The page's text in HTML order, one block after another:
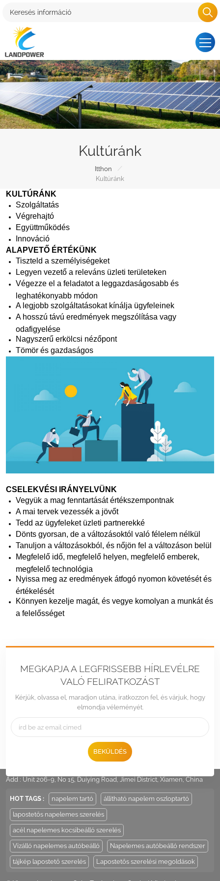
Kultúránk
Itthon
/
Kultúránk
KULTÚRÁNK
Szolgáltatás
Végrehajtó
Együttműködés
Innováció
ALAPVETŐ ÉRTÉKÜNK
Tiszteld a személyiségeket
Legyen vezető a releváns üzleti területeken
Végezze el a feladatot a leggazdaságosabb és
leghatékonyabb módon
A legjobb szolgáltatásokat kínálja ügyfeleinek
A hosszú távú eredmények megszólítása vagy
odafigyelése
Nagyszerű erkölcsi nézőpont
Tömör és gazdaságos
CSELEKVÉSI IRÁNYELVÜNK
Vegyük a mag fenntartását értékszempontnak
A mai tervek vezessék a jövőt
Tedd az ügyfeleket üzleti partnerekké
Dönts gyorsan, de a változásoktól való félelem nélkül
Tanuljon a változásokból, és nőjön fel a változáson belül
Megfelelő idő, megfelelő helyen, megfelelő emberek,
megfelelő technológia
Nyissa meg az eredmények átfogó nyomon követését és
értékelését
Könnyen kezelje magát, és vegye komolyan a munkát és
a felelősséget
MEGKAPJA A LEGFRISSEBB HÍRLEVÉLRE
VALÓ FELIRATKOZÁST
Kérjük, olvassa el, maradjon utána, iratkozzon fel, és várjuk, hogy
elmondja véleményét.
BEKÜLDÉS
Add : Unit 206-9, No 15, Duiying Road, Jimei District, Xiamen, China
HOT TAGS : napelem tartó állítható napelem oszloptartó
lapostetős napelemes szerelés
acél napelemes kocsibeálló szerelés
Vízálló napelemes autóbeálló Napelemes autóbeálló rendszer
tájkép lapostető szerelés Lapostetős szerelési megoldások